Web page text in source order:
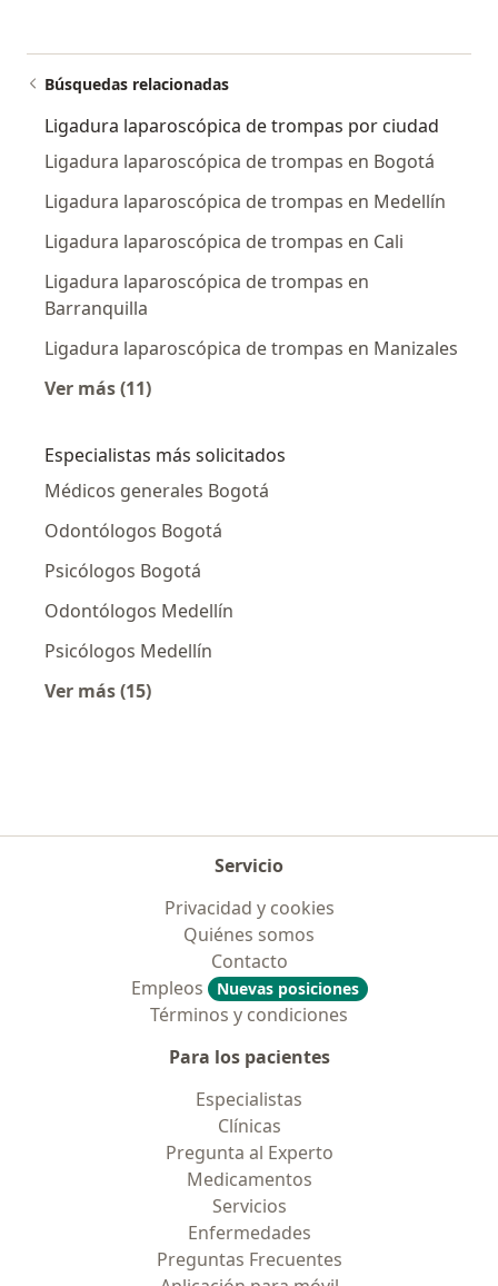
Búsquedas relacionadas
Ligadura laparoscópica de trompas por ciudad
Ligadura laparoscópica de trompas en Bogotá
Ligadura laparoscópica de trompas en Medellín
Ligadura laparoscópica de trompas en Cali
Ligadura laparoscópica de trompas en
Barranquilla
Ligadura laparoscópica de trompas en Manizales
Ver más (11)
Especialistas más solicitados
Médicos generales Bogotá
Odontólogos Bogotá
Psicólogos Bogotá
Odontólogos Medellín
Psicólogos Medellín
Ver más (15)
Servicio
Privacidad y cookies
Quiénes somos
Contacto
Empleos
Nuevas posiciones
Términos y condiciones
Para los pacientes
Especialistas
Clínicas
Pregunta al Experto
Medicamentos
Servicios
Enfermedades
Preguntas Frecuentes